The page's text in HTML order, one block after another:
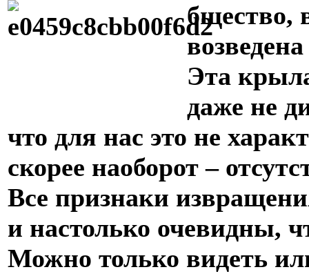
бщество,
Эта
даже не
что для нас это не
скорее наоборот –
Все признаки
и настолько очевидны,
Можно только видеть